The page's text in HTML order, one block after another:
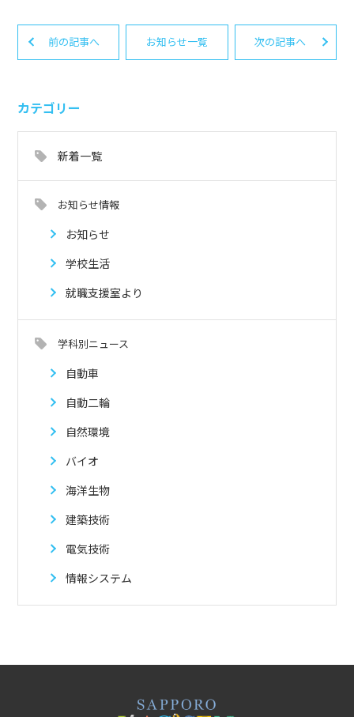
前の記事へ お知らせ一覧 次の記事へ
カテゴリー
新着一覧
お知らせ情報
お知らせ
学校生活
就職支援室より
学科別ニュース
自動車
自動二輪
自然環境
バイオ
海洋生物
建築技術
電気技術
情報システム